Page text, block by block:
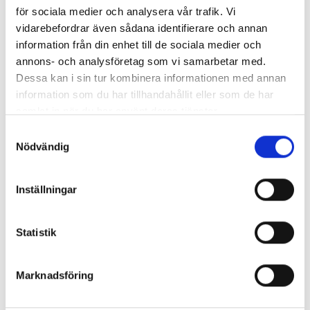
för sociala medier och analysera vår trafik. Vi
vidarebefordrar även sådana identifierare och annan
information från din enhet till de sociala medier och
annons- och analysföretag som vi samarbetar med.
Dessa kan i sin tur kombinera informationen med annan
information som du har tillhandahållit eller som de har
Nödvändig
Inställningar
Statistik
Marknadsföring
Slagspetsar typ A/C 2059
Jordspett typ A,
Solid
V2A
&
25
stål/förzinkad
Djupjordspett
ändar